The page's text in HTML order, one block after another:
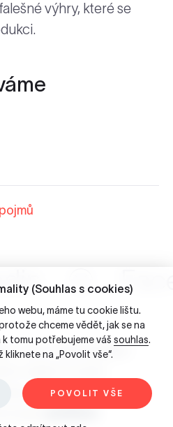
výhry, které se
- Brno, Česká republika
pojmů
skupiny
(Souhlas s cookies)
webu, máme tu cookie lištu.
chceme vědět, jak se na
tomu potřebujeme váš souhlas.
kliknete na „Povolit vše“.
POVOLIT VŠE